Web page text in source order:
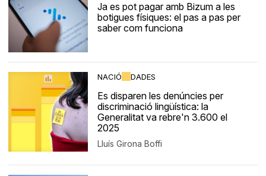
Ja es pot pagar amb Bizum a les
botigues físiques: el pas a pas per
saber com funciona
NACIÓ DADES
Es disparen les denúncies per
discriminació lingüística: la
Generalitat va rebre'n 3.600 el
2025
Lluís Girona Boffi